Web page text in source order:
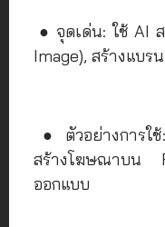
● จุดเด่น: ใช้ AI
Image), สร้างแบร
● ตัวอย่างการใ
สร้างโฆษณาบน
ออกแบบ